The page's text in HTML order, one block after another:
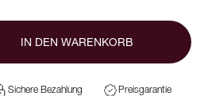
IN DEN WARENKORB
Sichere Bezahlung Preisgarantie